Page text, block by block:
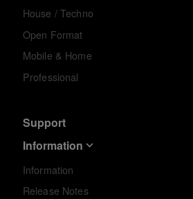
House / Techno
Open Format
Mobile & Home
Professional
Support
Information
Information
Release Notes